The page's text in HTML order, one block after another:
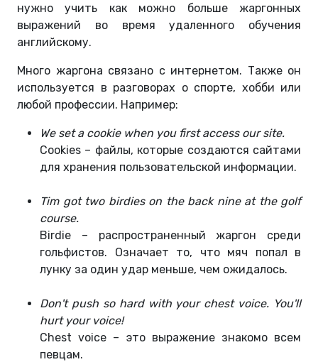
нужно учить как можно больше жаргонных
выражений во время удаленного обучения
английскому.
Много жаргона связано с интернетом. Также он
используется в разговорах о спорте, хобби или
любой профессии. Например:
We set a cookie when you first access our site.
Cookies – файлы, которые создаются сайтами
для хранения пользовательской информации.
Tim got two birdies on the back nine at the golf
course.
Birdie – распространенный жаргон среди
гольфистов. Означает то, что мяч попал в
лунку за один удар меньше, чем ожидалось.
Don't push so hard with your chest voice. You'll
hurt your voice!
Chest voice – это выражение знакомо всем
певцам.